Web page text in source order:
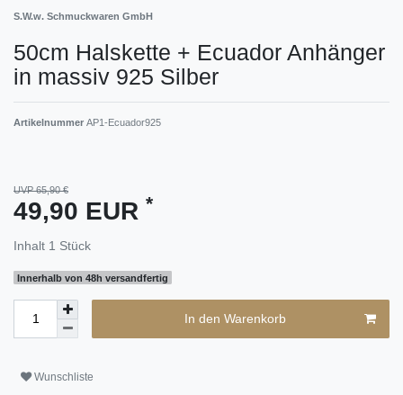
S.W.w. Schmuckwaren GmbH
50cm Halskette + Ecuador Anhänger
in massiv 925 Silber
Artikelnummer AP1-Ecuador925
UVP 65,90 €
49,90 EUR *
Inhalt 1 Stück
Innerhalb von 48h versandfertig
In den Warenkorb
Wunschliste